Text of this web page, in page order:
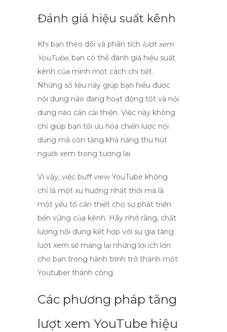
Đánh giá hiệu suất kênh
Khi bạn theo dõi và phân tích lượt xem
YouTube, bạn có thể đánh giá hiệu suất
kênh của mình một cách chi tiết.
Những số liệu này giúp bạn hiểu được
nội dung nào đang hoạt động tốt và nội
dung nào cần cải thiện. Việc này không
chỉ giúp bạn tối ưu hóa chiến lược nội
dung mà còn tăng khả năng thu hút
người xem trong tương lai.
Vì vậy, việc buff view YouTube không
chỉ là một xu hướng nhất thời mà là
một yếu tố cần thiết cho sự phát triển
bền vững của kênh. Hãy nhớ rằng, chất
lượng nội dung kết hợp với sự gia tăng
lượt xem sẽ mang lại những lợi ích lớn
cho bạn trong hành trình trở thành một
Youtuber thành công.
Các phương pháp tăng
lượt xem YouTube hiệu